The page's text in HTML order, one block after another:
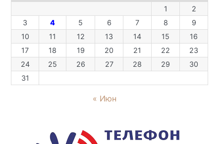
1
2
3
4 5 6 7 8
9
10
11 12 13 14 15
16
17
18 19 20 21 22
23
24
25 26 27 28 29
30
31
« Июн